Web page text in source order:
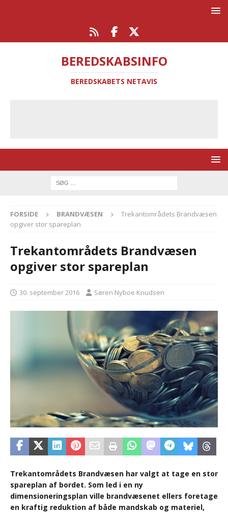
BEREDSKABSINFO
BEREDSKABETS NETAVIS
FORSIDE BRANDVÆSEN
Trekantområdets Brandvæsen
opgiver stor spareplan
Trekantområdets Brandvæsen
opgiver stor spareplan
30. september 2016 Søren Nyboe Knudsen
Trekantområdets Brandvæsen har valgt at tage en stor
spareplan af bordet. Som led i en ny
dimensioneringsplan ville brandvæsenet ellers foretage
en kraftig reduktion af både mandskab og materiel,